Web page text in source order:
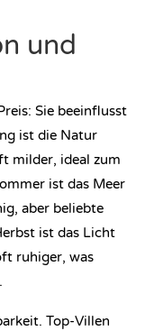
und
Sie beeinflusst
ist die Natur
milder, ideal zum
ist das Meer
aber beliebte
ist das Licht
ruhiger, was
Top-Villen